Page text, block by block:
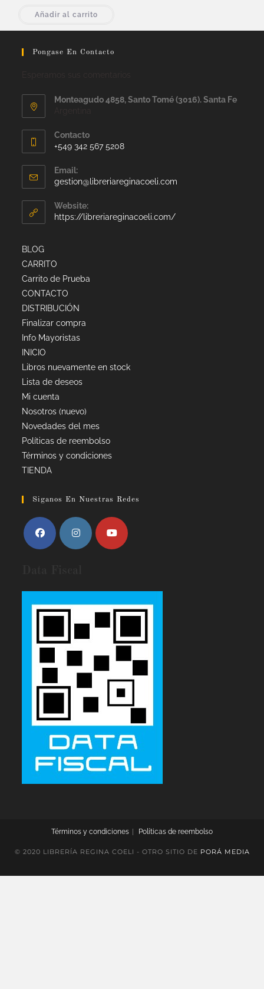
Añadir al carrito
Pongase En Contacto
Monteagudo 4858, Santo Tomé (3016). Santa Fe
Contacto
+549 342 567 5208
Email:
gestion@libreriareginacoeli.com
Website:
https://libreriareginacoeli.com/
BLOG
CARRITO
Carrito de Prueba
CONTACTO
DISTRIBUCIÓN
Finalizar compra
Info Mayoristas
INICIO
Libros nuevamente en stock
Lista de deseos
Mi cuenta
Nosotros (nuevo)
Novedades del mes
Políticas de reembolso
Términos y condiciones
TIENDA
Siganos En Nuestras Redes
Términos y condiciones Políticas de reembolso
© 2020 LIBRERÍA REGINA COELI - OTRO SITIO DE PORÁ MEDIA